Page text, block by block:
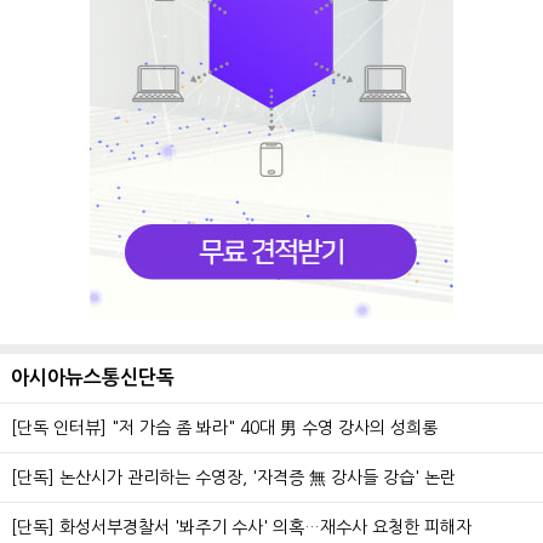
아시아뉴스통신단독
[단독 인터뷰] "저 가슴 좀 봐라" 40대 男 수영 강사의 성희롱
[단독] 논산시가 관리하는 수영장, '자격증 無 강사들 강습' 논란
[단독] 화성서부경찰서 '봐주기 수사' 의혹…재수사 요청한 피해자